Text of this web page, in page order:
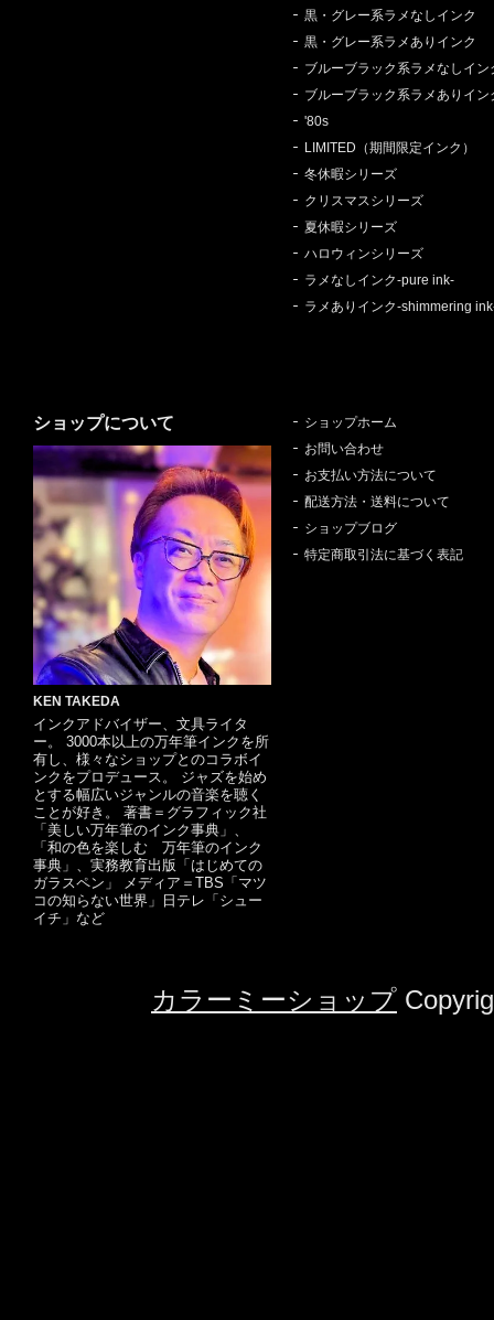
黒・グレー系ラメなしインク
黒・グレー系ラメありインク
ブルーブラック系ラメなしイン
ブルーブラック系ラメありイン
'80s
LIMITED（期間限定インク）
冬休暇シリーズ
クリスマスシリーズ
夏休暇シリーズ
ハロウィンシリーズ
ラメなしインク-pure ink-
ラメありインク-shimmering
ショップについて
KEN TAKEDA
インクアドバイザー、文具ライタ
ー。 3000本以上の万年筆インクを所
有し、様々なショップとのコラボイ
ンクをプロデュース。 ジャズを始め
とする幅広いジャンルの音楽を聴く
ことが好き。 著書＝グラフィック社
「美しい万年筆のインク事典」、
「和の色を楽しむ 万年筆のインク
事典」、実務教育出版「はじめての
ガラスペン」 メディア＝TBS「マツ
コの知らない世界」日テレ「シュー
イチ」など
ショップホーム
お問い合わせ
お支払い方法について
配送方法・送料について
ショップブログ
特定商取引法に基づく表記
カラーミーショップ